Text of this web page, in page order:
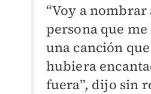
“Voy a nombrar
persona que
una canción
hubiera
fuera”, dijo sin